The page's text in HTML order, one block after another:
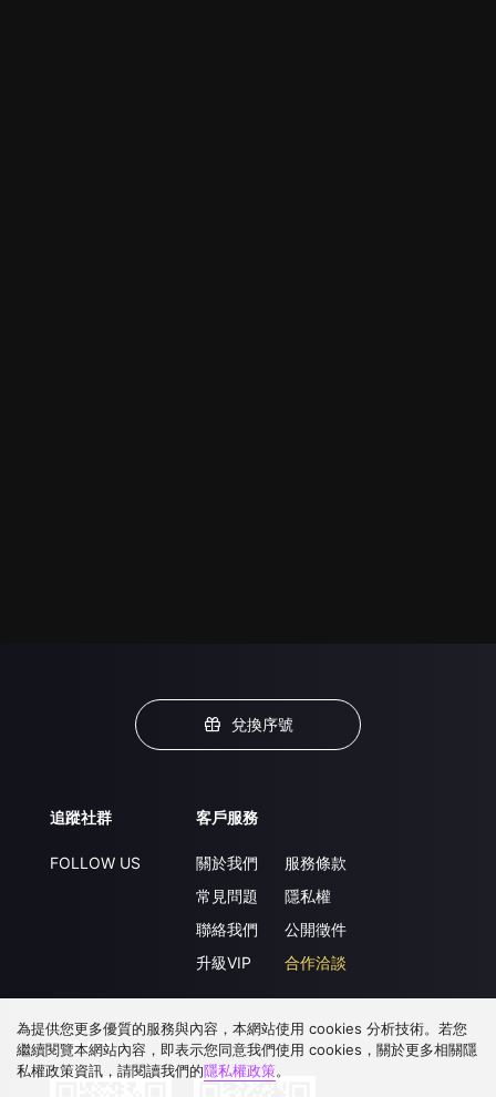
兌換序號
追蹤社群
FOLLOW US
客戶服務
關於我們
常見問題
聯絡我們
升級VIP
服務條款
隱私權
公開徵件
合作洽談
下載 APP
為提供您更多優質的服務與內容，本網站使用 cookies 分析技術。若您
繼續閱覽本網站內容，即表示您同意我們使用 cookies，關於更多相關隱
私權政策資訊，請閱讀我們的隱私權政策。